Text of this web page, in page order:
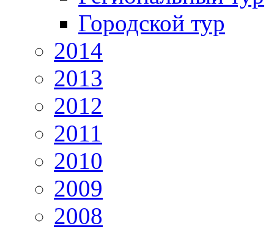
Городской тур
2014
2013
2012
2011
2010
2009
2008